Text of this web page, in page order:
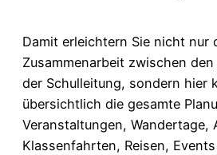
Damit erleichtern Sie nicht nur
Zusammenarbeit zwischen
der Schulleitung, sondern hier
übersichtlich die gesamte
Veranstaltungen, Wandertage,
Klassenfahrten, Reisen,